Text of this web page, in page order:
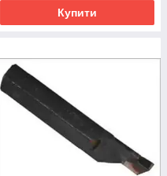
Купити